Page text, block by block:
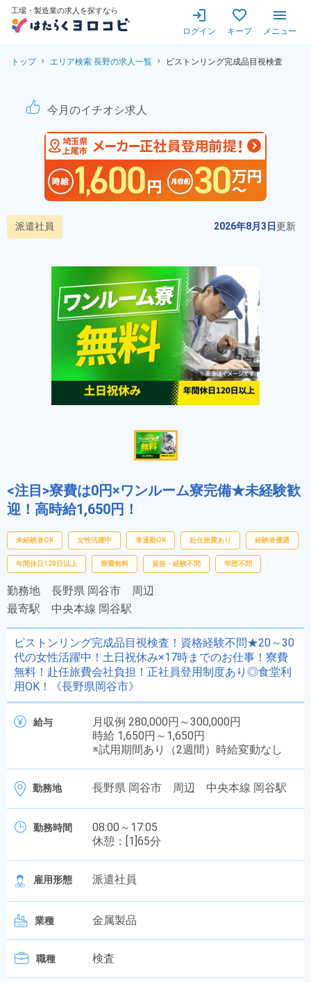
工場・製造業の求人を探すなら
ログイン キープ メニュー
トップ エリア検索 長野の求人一覧 ピストンリング完成品目視検査
ピストンリング完成品目視
今月のイチオシ求人
派遣社員 2026年8月3日更新
<注目>寮費は0円×ワンルーム寮完備★未経験歓
迎！高時給1,650円！
未経験者OK 女性活躍中 車通勤OK 赴任旅費あり 経験者優遇
年間休日120日以上 寮費無料 資格・経験不問 学歴不問
勤務地 長野県 岡谷市 周辺
最寄駅 中央本線 岡谷駅
ピストンリング完成品目視検査！資格経験不問★20～30
代の女性活躍中！土日祝休み×17時までのお仕事！寮費
無料！赴任旅費会社負担！正社員登用制度あり◎食堂利
用OK！《長野県岡谷市》
給与
月収例 280,000円～300,000円
時給 1,650円～1,650円
※試用期間あり（2週間）時給変動なし
勤務地 長野県 岡谷市 周辺 中央本線 岡谷駅
勤務時間
08:00～17:05
休憩：[1]65分
雇用形態 派遣社員
業種 金属製品
職種 検査